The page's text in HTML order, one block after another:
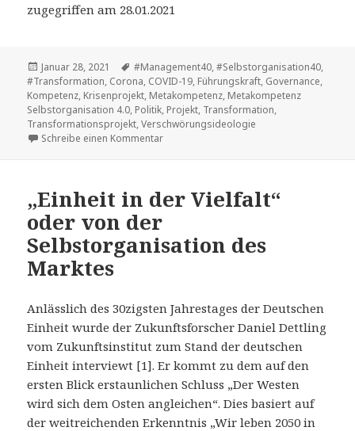
zugegriffen am 28.01.2021
Veröffentlicht
am
Januar 28, 2021 Tags
#Management40,#Selbstorganisation40,
#Transformation, Corona, COVID-19, Führungskraft, Governance,
Kompetenz, Krisenprojekt, Metakompetenz, Metakompetenz
Selbstorganisation 4.0, Politik, Projekt, Transformation,
Transformationsprojekt,Verschwörungsideologie
Schreibe einen Kommentarzu Vom Projekt Corona oder von der
„Einheit in der Vielfalt“
oder von der
Selbstorganisation des
Marktes
Anlässlich des 30zigsten Jahrestages der Deutschen
Einheit wurde der Zukunftsforscher Daniel Dettling
vom Zukunftsinstitut zum Stand der deutschen
Einheit interviewt [1]. Er kommt zu dem auf den
ersten Blick erstaunlichen Schluss „Der Westen
wird sich dem Osten angleichen“. Dies basiert auf
der weitreichenden Erkenntnis „Wir leben 2050 in